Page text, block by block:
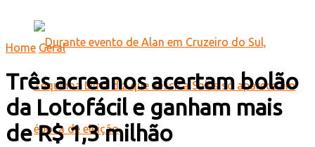
Home Geral
Três acreanos acertam bolão
da Lotofácil e ganham mais
de R$ 1,3 milhão